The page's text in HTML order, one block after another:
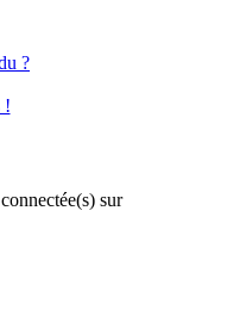
?
!
sur